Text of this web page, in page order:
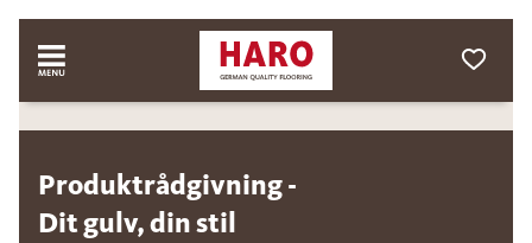
Produktrådgivning -
Dit gulv, din stil